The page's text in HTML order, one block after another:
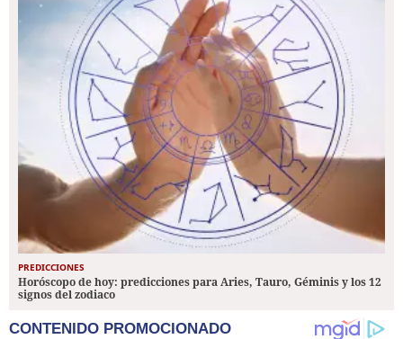
PREDICCIONES
Horóscopo de hoy: predicciones para Aries, Tauro, Géminis y los 12
signos del zodiaco
CONTENIDO PROMOCIONADO